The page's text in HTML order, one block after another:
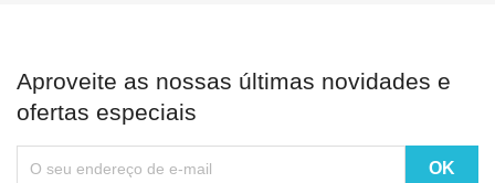
Aproveite as nossas últimas novidades e
ofertas especiais